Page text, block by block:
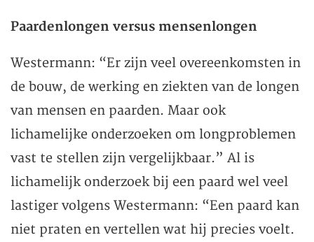
Paardenlongen versus mensenlongen
Westermann: “Er zijn veel overeenkomsten in
de bouw, de werking en ziekten van de longen
van mensen en paarden. Maar ook
lichamelijke onderzoeken om longproblemen
vast te stellen zijn vergelijkbaar.” Al is
lichamelijk onderzoek bij een paard wel veel
lastiger volgens Westermann: “Een paard kan
niet praten en vertellen wat hij precies voelt.